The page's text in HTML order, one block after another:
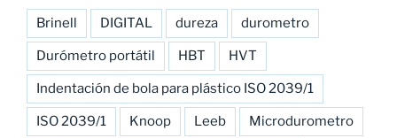
Brinell DIGITAL dureza durometro
Durómetro portátil HBT HVT
Indentación de bola para plástico ISO 2039/1
ISO 2039/1 Knoop Leeb Microdurometro